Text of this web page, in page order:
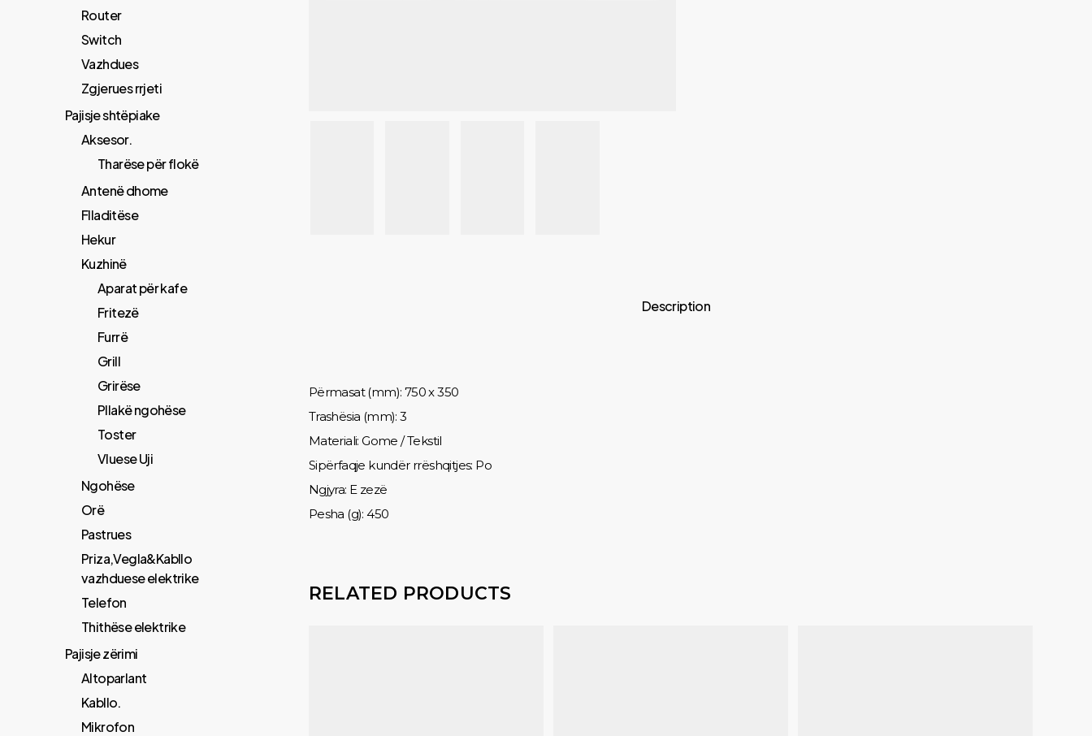
Router
Switch
Vazhdues
Zgjerues rrjeti
Pajisje shtëpiake
Aksesor.
Tharëse për flokë
Antenë dhome
Flladitëse
Hekur
Kuzhinë
Aparat për kafe
Fritezë
Furrë
Grill
Grirëse
Pllakë ngohëse
Toster
Vluese Uji
Ngohëse
Orë
Pastrues
Priza,Vegla&Kabllo
vazhduese elektrike
Telefon
Thithëse elektrike
Pajisje zërimi
Altoparlant
Kabllo.
Mikrofon
Description
Përmasat (mm): 750 x 350
Trashësia (mm): 3
Materiali: Gome / Tekstil
Sipërfaqje kundër rrëshqitjes: Po
Ngjyra: E zezë
Pesha (g): 450
RELATED PRODUCTS